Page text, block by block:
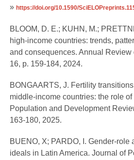
» https://doi.org/10.1590/
BLOOM, D. E.; KUHN, M.;
high-income countries: trends,
and consequences. Annual Review
16, p. 159-184, 2024.
BONGAARTS, J. Fertility
middle-income countries: the role of
Population and Development
163-180, 2025.
BUENO, X; PARDO, I. Gender-role
ideals in Latin America. Journal of